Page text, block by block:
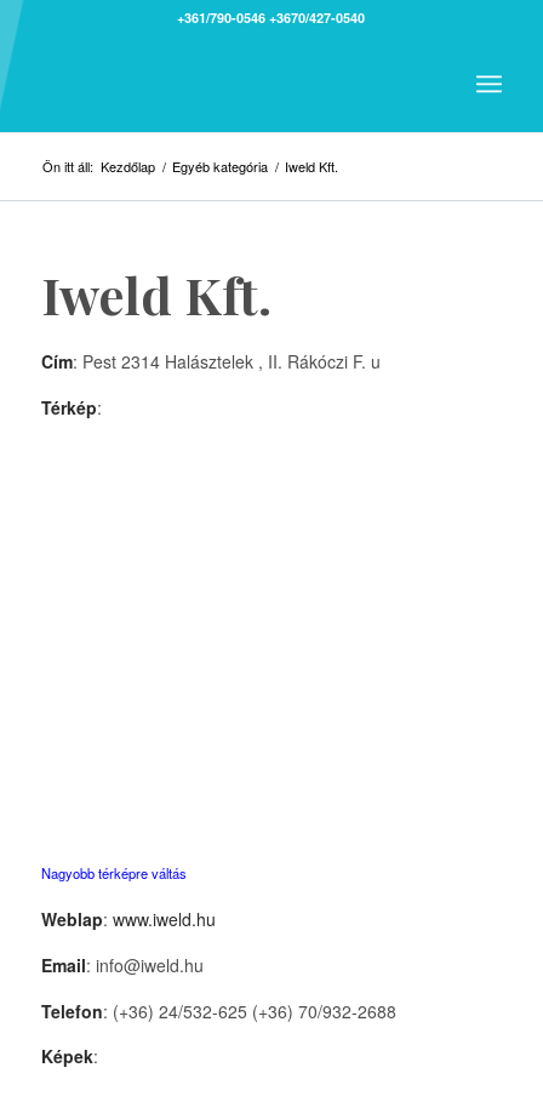
+361/790-0546 +3670/427-0540
Ön itt áll: Kezdőlap / Egyéb kategória / Iweld Kft.
Iweld Kft.
Cím: Pest 2314 Halásztelek , II. Rákóczi F. u
Térkép:
Nagyobb térképre váltás
Weblap: www.iweld.hu
Email: info@iweld.hu
Telefon: (+36) 24/532-625 (+36) 70/932-2688
Képek: